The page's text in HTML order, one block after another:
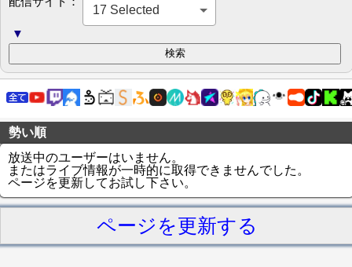
17 Selected
▼
勢い順
放送中のユーザーはいません。
またはライブ情報が一時的に取得できませんでした。
ページを更新してお試し下さい。
ページを更新する